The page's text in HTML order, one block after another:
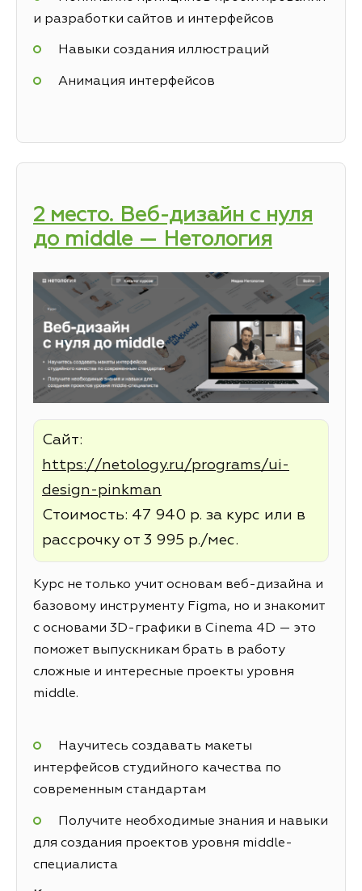
и разработки сайтов и интерфейсов
Навыки создания иллюстраций
Анимация интерфейсов
2 место. Веб-дизайн с нуля
до middle — Нетология
Сайт:
https://netology.ru/programs/ui-
design-pinkman
Стоимость: 47 940 р. за курс или в
рассрочку от 3 995 р./мес.
Курс не только учит основам веб-дизайна и
базовому инструменту Figma, но и знакомит
с основами 3D-графики в Cinema 4D — это
поможет выпускникам брать в работу
сложные и интересные проекты уровня
middle.
Научитесь создавать макеты
интерфейсов студийного качества по
современным стандартам
Получите необходимые знания и навыки
для создания проектов уровня middle-
специалиста